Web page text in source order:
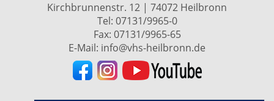
Kirchbrunnenstr. 12 | 74072 Heilbronn
Tel: 07131/9965-0
Fax: 07131/9965-65
E-Mail: info@vhs-heilbronn.de